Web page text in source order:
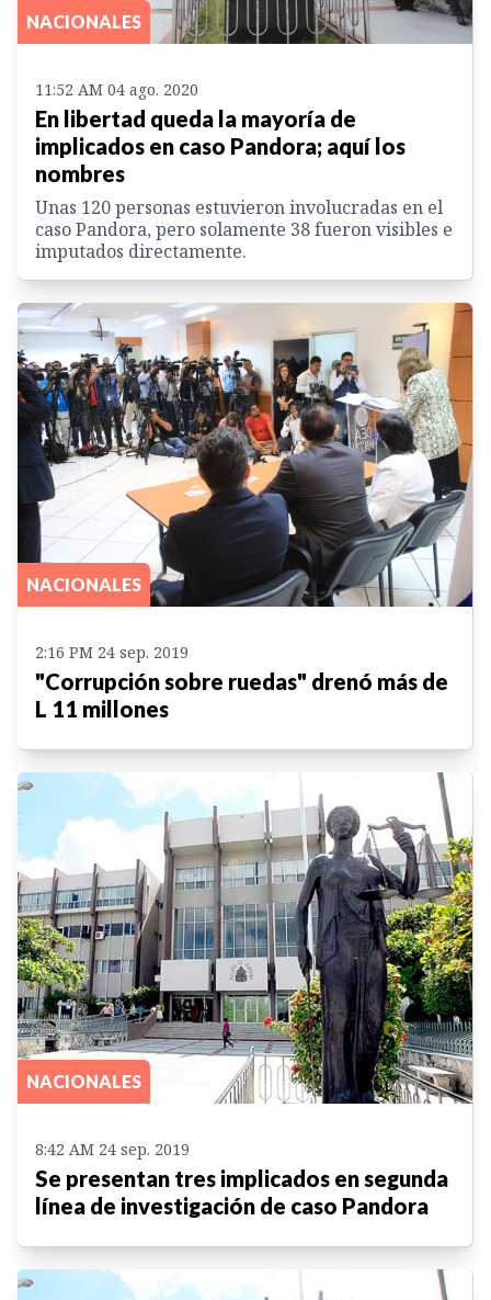
NACIONALES
11:52 AM 04 ago. 2020
En libertad queda la mayoría de
implicados en caso Pandora; aquí los
nombres
Unas 120 personas estuvieron involucradas en el
caso Pandora, pero solamente 38 fueron visibles e
imputados directamente.
NACIONALES
2:16 PM 24 sep. 2019
"Corrupción sobre ruedas" drenó más de
L 11 millones
NACIONALES
8:42 AM 24 sep. 2019
Se presentan tres implicados en segunda
línea de investigación de caso Pandora